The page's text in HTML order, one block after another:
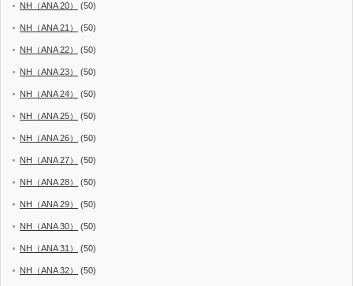
NH（ANA 20） (50)
NH（ANA 21） (50)
NH（ANA 22） (50)
NH（ANA 23） (50)
NH（ANA 24） (50)
NH（ANA 25） (50)
NH（ANA 26） (50)
NH（ANA 27） (50)
NH（ANA 28） (50)
NH（ANA 29） (50)
NH（ANA 30） (50)
NH（ANA 31） (50)
NH（ANA 32） (50)